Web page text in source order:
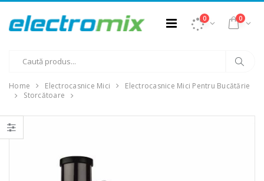
0 0
Home Electrocasnice Mici
Electrocasnice Mici Pentru Bucătărie
Storcătoare